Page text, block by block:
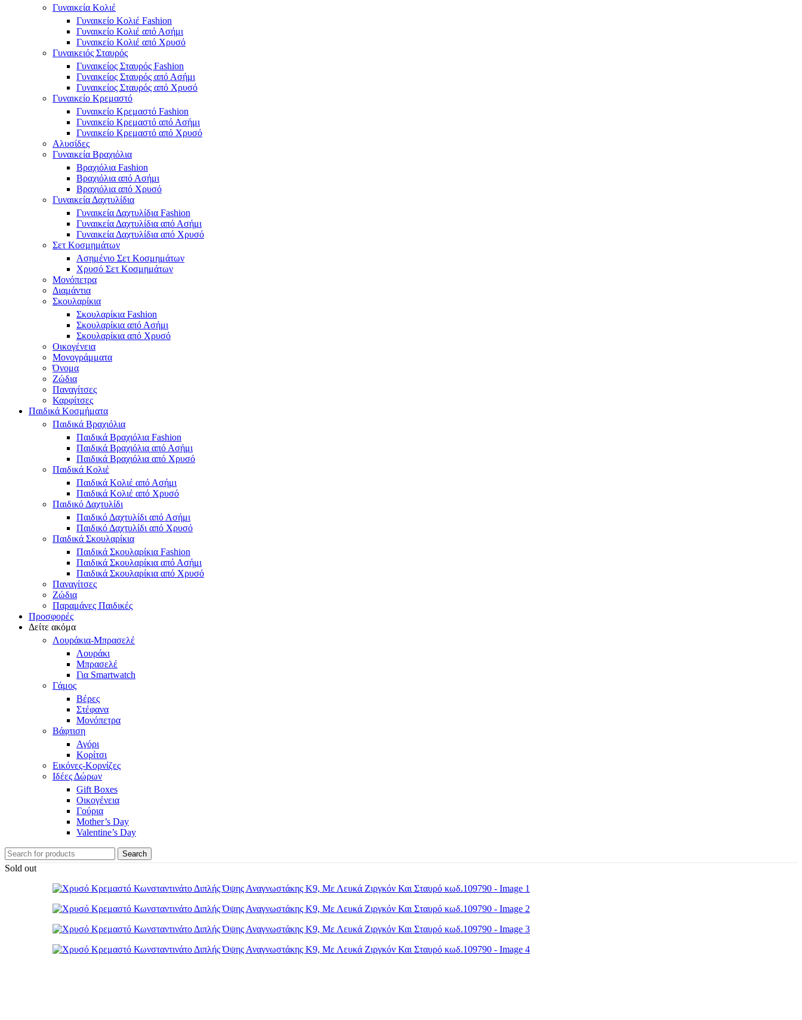
Γυναικεία Κολιέ
Γυναικείο Κολιέ Fashion
Γυναικείο Κολιέ από Ασήμι
Γυναικείο Κολιέ από Χρυσό
Γυναικειός Σταυρός
Γυναικείος Σταυρός Fashion
Γυναικείος Σταυρός από Ασήμι
Γυναικείος Σταυρός από Χρυσό
Γυναικείο Κρεμαστό
Γυναικείο Κρεμαστό Fashion
Γυναικείο Κρεμαστό από Ασήμι
Γυναικείο Κρεμαστό από Χρυσό
Αλυσίδες
Γυναικεία Βραχιόλια
Βραχιόλια Fashion
Βραχιόλια από Ασήμι
Βραχιόλια από Χρυσό
Γυναικεία Δαχτυλίδια
Γυναικεία Δαχτυλίδια Fashion
Γυναικεία Δαχτυλίδια από Ασήμι
Γυναικεία Δαχτυλίδια από Χρυσό
Σετ Κοσμημάτων
Ασημένιο Σετ Κοσμημάτων
Χρυσό Σετ Κοσμημάτων
Μονόπετρα
Διαμάντια
Σκουλαρίκια
Σκουλαρίκια Fashion
Σκουλαρίκια από Ασήμι
Σκουλαρίκια από Χρυσό
Οικογένεια
Μονογράμματα
Όνομα
Ζώδια
Παναγίτσες
Καρφίτσες
Παιδικά Κοσμήματα
Παιδικά Βραχιόλια
Παιδικά Βραχιόλια Fashion
Παιδικά Βραχιόλια από Ασήμι
Παιδικά Βραχιόλια από Χρυσό
Παιδικά Κολιέ
Παιδικά Κολιέ από Ασήμι
Παιδικά Κολιέ από Χρυσό
Παιδικό Δαχτυλίδι
Παιδικό Δαχτυλίδι από Ασήμι
Παιδικό Δαχτυλίδι από Χρυσό
Παιδικά Σκουλαρίκια
Παιδικά Σκουλαρίκια Fashion
Παιδικά Σκουλαρίκια από Ασήμι
Παιδικά Σκουλαρίκια από Χρυσό
Παναγίτσες
Ζώδια
Παραμάνες Παιδικές
Προσφορές
Δείτε ακόμα
Λουράκια-Μπρασελέ
Λουράκι
Μπρασελέ
Για Smartwatch
Γάμος
Βέρες
Στέφανα
Μονόπετρα
Βάφτιση
Αγόρι
Κορίτσι
Εικόνες-Κορνίζες
Ιδέες Δώρων
Gift Boxes
Οικογένεια
Γούρια
Mother’s Day
Valentine’s Day
Search
Sold out